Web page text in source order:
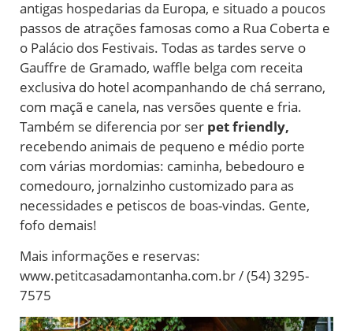
antigas hospedarias da Europa, e situado a poucos
passos de atrações famosas como a Rua Coberta e
o Palácio dos Festivais. Todas as tardes serve o
Gauffre de Gramado, waffle belga com receita
exclusiva do hotel acompanhando de chá serrano,
com maçã e canela, nas versões quente e fria.
Também se diferencia por ser pet friendly,
recebendo animais de pequeno e médio porte
com várias mordomias: caminha, bebedouro e
comedouro, jornalzinho customizado para as
necessidades e petiscos de boas-vindas. Gente,
fofo demais!
Mais informações e reservas:
www.petitcasadamontanha.com.br / (54) 3295-
7575